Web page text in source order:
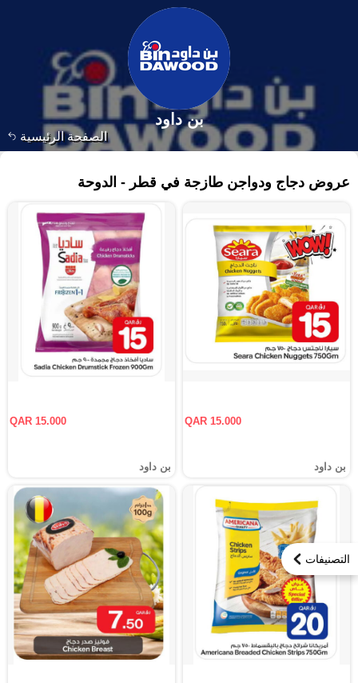
الصفحة الرئيسية
بن داود
التصنيفات
عروض دجاج ودواجن طازجة في قطر - الدوحة
QAR 15.000
بن داود
QAR 15.000
بن داود